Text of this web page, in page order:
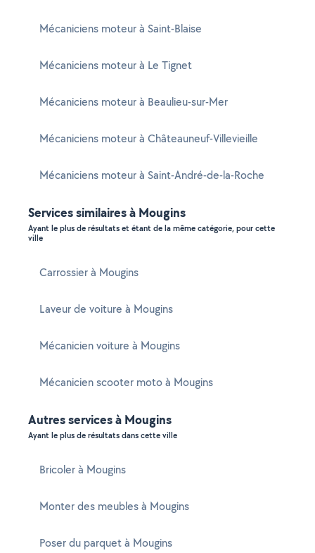
Mécaniciens moteur à Saint-Blaise
Mécaniciens moteur à Le Tignet
Mécaniciens moteur à Beaulieu-sur-Mer
Mécaniciens moteur à Châteauneuf-Villevieille
Mécaniciens moteur à Saint-André-de-la-Roche
Services similaires à Mougins
Ayant le plus de résultats et étant de la même catégorie, pour cette
ville
Carrossier à Mougins
Laveur de voiture à Mougins
Mécanicien voiture à Mougins
Mécanicien scooter moto à Mougins
Autres services à Mougins
Ayant le plus de résultats dans cette ville
Bricoler à Mougins
Monter des meubles à Mougins
Poser du parquet à Mougins